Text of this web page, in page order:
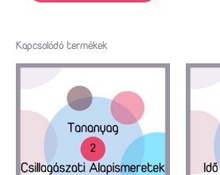
Kapcsolódó termékek